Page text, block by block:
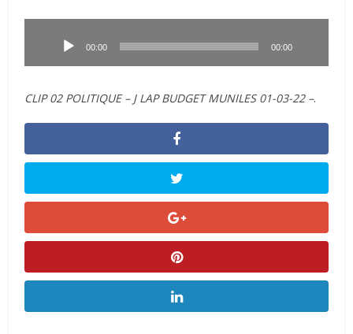
00:00 00:00
CLIP 02 POLITIQUE – J LAP BUDGET MUNILES 01-03-22 –.